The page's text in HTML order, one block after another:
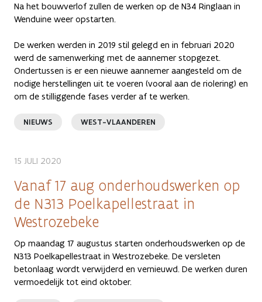
Na het bouwverlof zullen de werken op de N34 Ringlaan in
Wenduine weer opstarten.
De werken werden in 2019 stil gelegd en in februari 2020
werd de samenwerking met de aannemer stopgezet.
Ondertussen is er een nieuwe aannemer aangesteld om de
nodige herstellingen uit te voeren (vooral aan de riolering) en
om de stilliggende fases verder af te werken.
NIEUWS WEST-VLAANDEREN
15 JULI 2020
Vanaf 17 aug onderhoudswerken op
de N313 Poelkapellestraat in
Westrozebeke
Op maandag 17 augustus starten onderhoudswerken op de
N313 Poelkapellestraat in Westrozebeke. De versleten
betonlaag wordt verwijderd en vernieuwd. De werken duren
vermoedelijk tot eind oktober.